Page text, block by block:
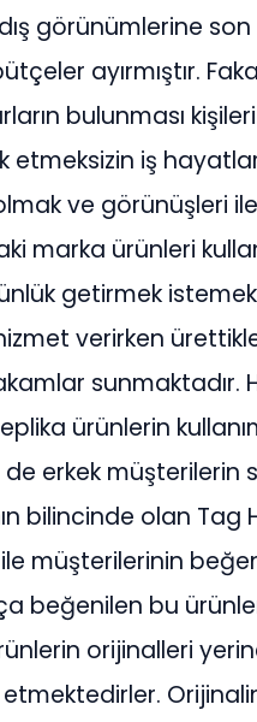
görünümlerine
ayırmıştır.
bulunması
etmeksizin iş
ve görünüşleri
marka ürünleri
getirmek
verirken
sunmaktadır.
ürünlerin
de erkek
bilincinde olan
müşterilerinin
beğenilen bu
orijinalleri